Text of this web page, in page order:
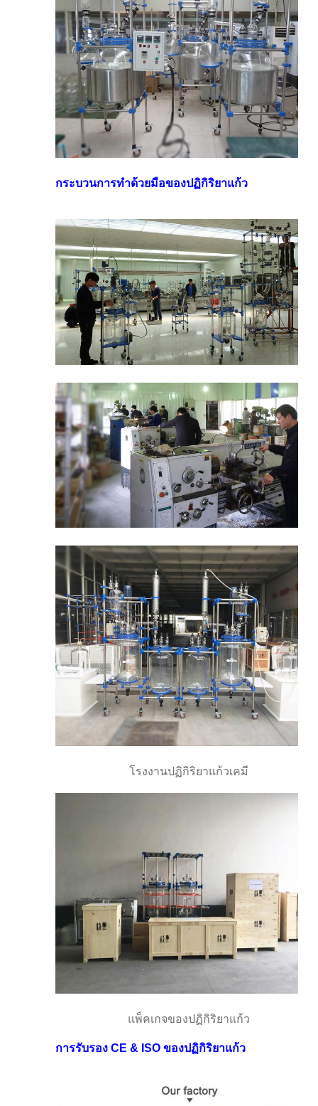
กระบวนการทําด้วยมือของปฏิกิริยาแก้ว
โรงงานปฏิกิริยาแก้วเคมี
แพ็คเกจของปฏิกิริยาแก้ว
การรับรอง CE & ISO ของปฏิกิริยาแก้ว